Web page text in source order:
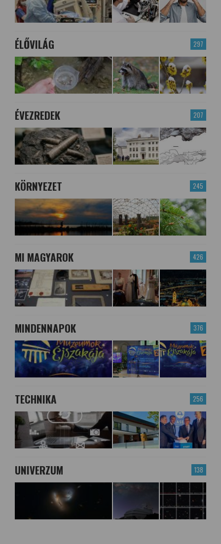
297
ÉLŐVILÁG
207
ÉVEZREDEK
245
KÖRNYEZET
426
MI MAGYAROK
376
MINDENNAPOK
256
TECHNIKA
138
UNIVERZUM